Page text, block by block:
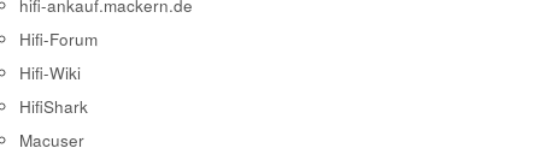
hifi-ankauf.mackern.de
Hifi-Forum
Hifi-Wiki
HifiShark
Macuser